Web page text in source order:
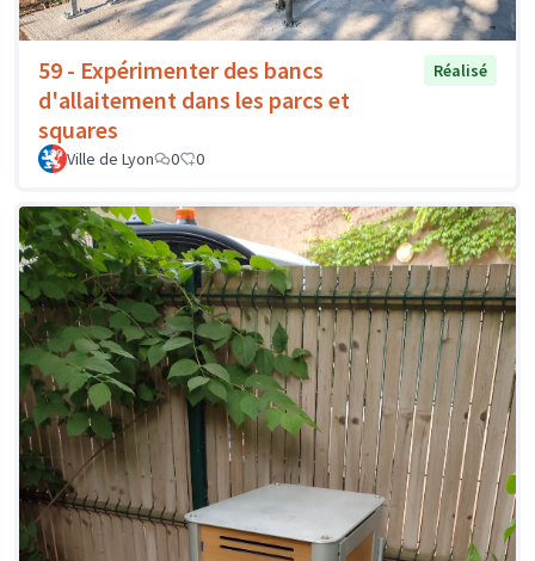
59 - Expérimenter des bancs
d'allaitement dans les parcs et
squares
Réalisé
Ville de Lyon 0 0